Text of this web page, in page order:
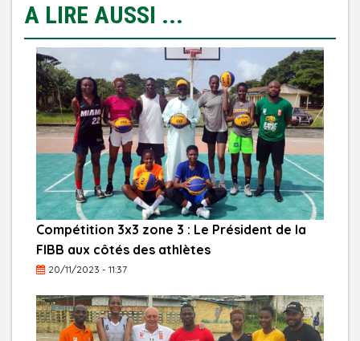
A LIRE AUSSI ...
Compétition 3x3 zone 3 : Le Président de la
FIBB aux côtés des athlètes
20/11/2023 - 11:37